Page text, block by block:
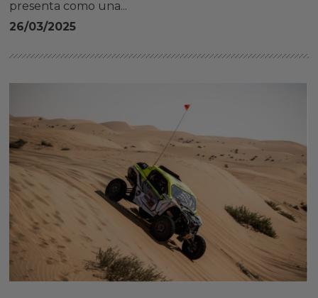
presenta como una...
26/03/2025